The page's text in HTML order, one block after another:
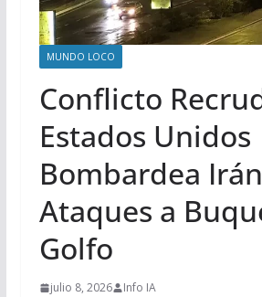
MUNDO LOCO
Conflicto
Estados Unidos
Bombardea
Ataques a
Golfo
julio 8, 2026 Info IA